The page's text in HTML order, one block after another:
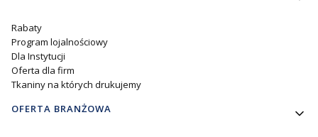
Rabaty
Program lojalnościowy
Dla Instytucji
Oferta dla firm
Tkaniny na których drukujemy
OFERTA BRANŻOWA